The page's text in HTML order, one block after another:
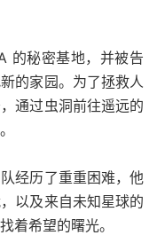
的秘密基地，并被告
的家园。为了拯救人
通过虫洞前往遥远的
经历了重重困难，他
以及来自未知星球的
着希望的曙光。